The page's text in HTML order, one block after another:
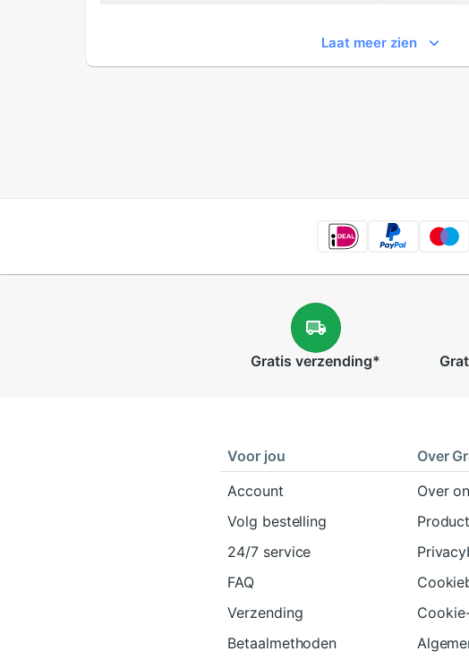
Laat meer zien
Gratis verzending*
Voor jou
Account
Volg bestelling
24/7 service
FAQ
Verzending
Betaalmethoden
Over
Over